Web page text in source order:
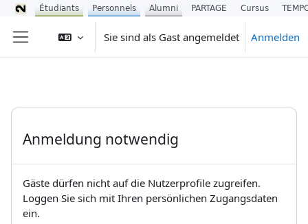
Website-Übersicht
Sie sind als Gast angemeldet Anmelden
Anmeldung notwendig
Gäste dürfen nicht auf die Nutzerprofile zugreifen.
Loggen Sie sich mit Ihren persönlichen Zugangsdaten
ein.
Étudiants Personnels Alumni PARTAGE Cursus